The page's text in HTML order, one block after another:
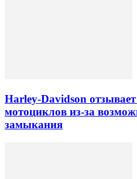
Harley-Davidson
мотоциклов из-за
замыкания